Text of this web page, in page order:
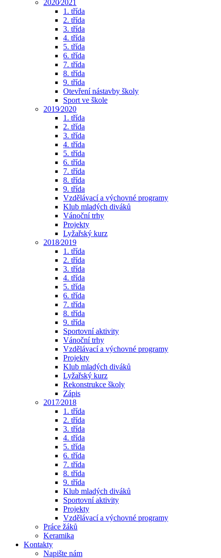
2020⁄2021
1. třída
2. třída
3. třída
4. třída
5. třída
6. třída
7. třída
8. třída
9. třída
Otevření nástavby školy
Sport ve škole
2019⁄2020
1. třída
2. třída
3. třída
4. třída
5. třída
6. třída
7. třída
8. třída
9. třída
Vzdělávací a výchovné programy
Klub mladých diváků
Vánoční trhy
Projekty
Lyžařský kurz
2018⁄2019
1. třída
2. třída
3. třída
4. třída
5. třída
6. třída
7. třída
8. třída
9. třída
Sportovní aktivity
Vánoční trhy
Vzdělávací a výchovné programy
Projekty
Klub mladých diváků
Lyžařský kurz
Rekonstrukce školy
Zápis
2017⁄2018
1. třída
2. třída
3. třída
4. třída
5. třída
6. třída
7. třída
8. třída
9. třída
Klub mladých diváků
Sportovní aktivity
Projekty
Vzdělávací a výchovné programy
Práce žáků
Keramika
Kontakty
Napište nám